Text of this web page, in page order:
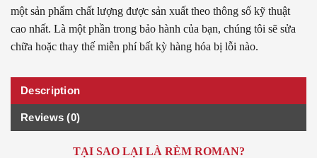
một sản phẩm chất lượng được sản xuất theo thông số kỹ thuật
cao nhất. Là một phần trong bảo hành của bạn, chúng tôi sẽ sửa
chữa hoặc thay thế miễn phí bất kỳ hàng hóa bị lỗi nào.
Description
Reviews (0)
TẠI SAO LẠI LÀ RÈM ROMAN?